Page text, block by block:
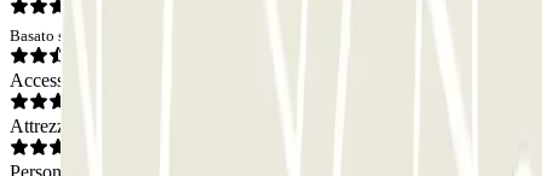
Basato su 53 opinioni
Accesso
Attrezzatura
Personale